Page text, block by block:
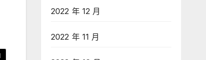
2022 年 12 月
2022 年 11 月